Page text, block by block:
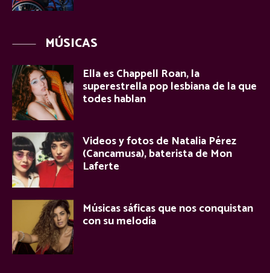
MÚSICAS
Ella es Chappell Roan, la
superestrella pop lesbiana de la que
todes hablan
Videos y fotos de Natalia Pérez
(Cancamusa), baterista de Mon
Laferte
Músicas sáficas que nos conquistan
con su melodía